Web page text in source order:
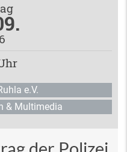
e.V.
& Multimedia